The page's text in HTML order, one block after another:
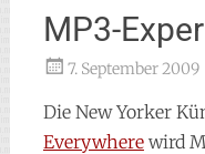
MP3-
7. September 2009
Die New Yorker
Everywherewird